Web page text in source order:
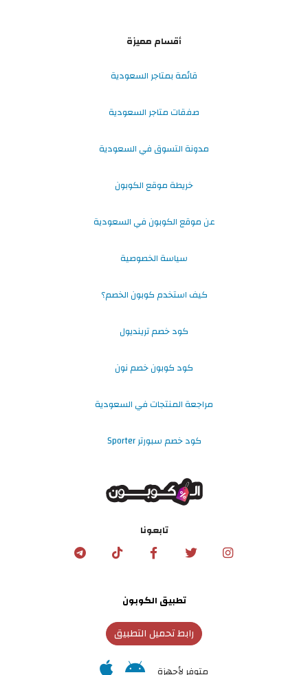
أقسام مميزة
قائمة بمتاجر السعودية
صفقات متاجر السعودية
مدونة التسوق في السعودية
خريطة موقع الكوبون
عن موقع الكوبون في السعودية
سياسة الخصوصية
كيف استخدم كوبون الخصم؟
كود خصم ترينديول
كود كوبون خصم نون
مراجعة المنتجات في السعودية
كود خصم سبورتر Sporter
تابعونا
تطبيق الكوبون
رابط تحميل التطبيق
متوفر لأجهزة